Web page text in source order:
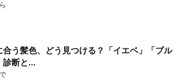
合う髪色、どう見つける？「イエベ」「ブル
診断と...